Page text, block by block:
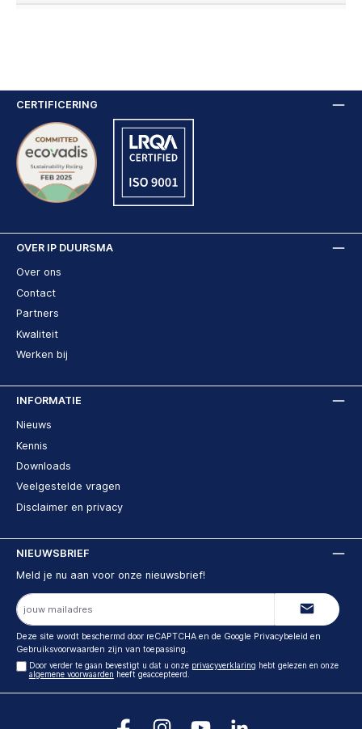
OVER IP DUURSMA
Over ons
Contact
Partners
Kwaliteit
Werken bij
INFORMATIE
Nieuws
Kennis
Downloads
Veelgestelde vragen
Disclaimer en privacy
CERTIFICERING
NIEUWSBRIEF
Meld je nu aan voor onze nieuwsbrief!
E-
mailadres
Deze site wordt beschermd door reCAPTCHA en de Google Privacybeleid en
Gebruiksvoorwaarden zijn van toepassing.
Door verder te gaan bevestigt u dat u onze privacyverklaring hebt gelezen en onze
algemene voorwaarden heeft geaccepteerd.